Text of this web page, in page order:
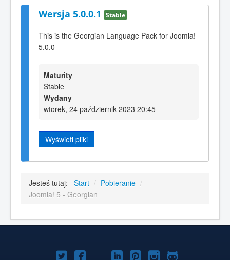
Wersja 5.0.0.1 Stable
This is the Georgian Language Pack for Joomla!
5.0.0
Maturity
Stable
Wydany
wtorek, 24 październik 2023 20:45
Wyświetl pliki
Jesteś tutaj: Start / Pobieranie /
Joomla! 5 - Georgian
Joomla!Joomla!Joomla!
Joomla!Joomla!
Joomla!Joomla!